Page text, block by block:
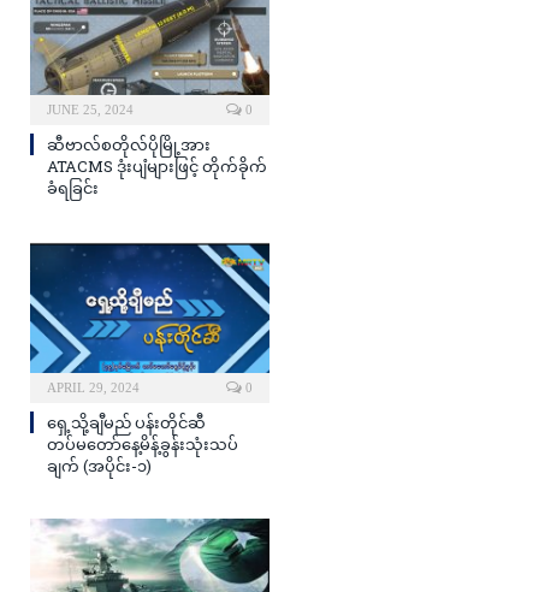
JUNE 25, 2024 0
ဆီဗာလ်စတိုလ်ပိုမြို့အား
ATACMS ဒုံးပျံများဖြင့် တိုက်ခိုက်
ခံရခြင်း
APRIL 29, 2024 0
ရှေ့သို့ချီမည် ပန်းတိုင်ဆီ
တပ်မတော်နေ့မိန့်ခွန်းသုံးသပ်
ချက် (အပိုင်း-၁)